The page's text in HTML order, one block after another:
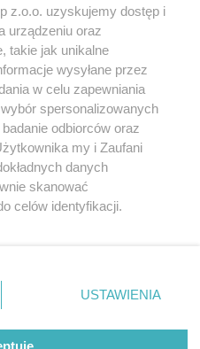
/ 0
korzystania z portali
Skontakuj sięz nami
Kontakt
Wydawca
Redakcja
z.o.o. uzyskujemy dostęp i
urządzeniu oraz
takie jak unikalne
wysyłane przez
w celu zapewniania
spersonalizowanych
odbiorców oraz
my i Zaufani
danych
skanować
celów identyfikacji.
ustawień prywatności
rogu strony
nie wymagają zgody
sprzeciwić się takiemu
USTAWIENIA